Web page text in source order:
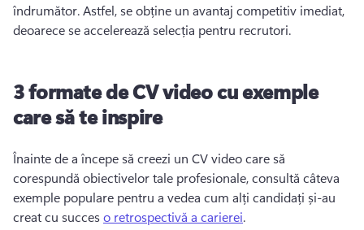
îndrumător. Astfel, se obține un avantaj competitiv imediat,
deoarece se accelerează selecția pentru recrutori.
3 formate de CV video cu exemple
care să te inspire
Înainte de a începe să creezi un CV video care să
corespundă obiectivelor tale profesionale, consultă câteva
exemple populare pentru a vedea cum alți candidați și-au
creat cu succes o retrospectivă a carierei.